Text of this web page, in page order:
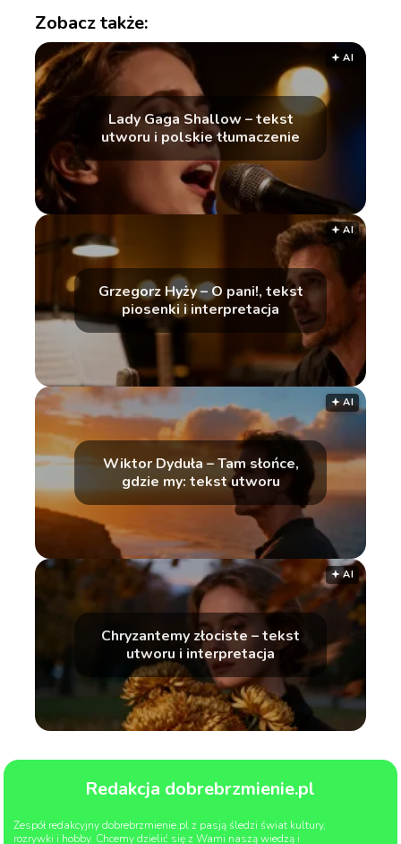
Zobacz także:
🟅 AI
Lady Gaga Shallow – tekst
utworu i polskie tłumaczenie
🟅 AI
Grzegorz Hyży – O pani!, tekst
piosenki i interpretacja
🟅 AI
Wiktor Dyduła – Tam słońce,
gdzie my: tekst utworu
🟅 AI
Chryzantemy złociste – tekst
utworu i interpretacja
Redakcja dobrebrzmienie.pl
Zespół redakcyjny dobrebrzmienie.pl z pasją śledzi świat kultury,
rozrywki i hobby. Chcemy dzielić się z Wami naszą wiedzą i